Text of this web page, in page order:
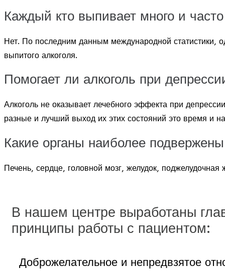
Каждый кто выпивает много и часто
Нет. По последним данным международной статистики,
выпитого алкоголя.
Помогает ли алкоголь при
Алкоголь не оказывает лечебного эффекта при
разные и лучший выход их этих состояний это время и
Какие органы наиболее
Печень, сердце, головной мозг, желудок, поджелудочная
В нашем центре выработаны
принципы работы с пациентом:
Доброжелательное и непредвзятое